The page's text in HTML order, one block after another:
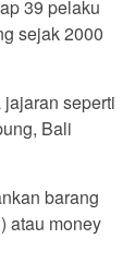
39 pelaku
sejak 2000
seperti
Bali
barang
atau money